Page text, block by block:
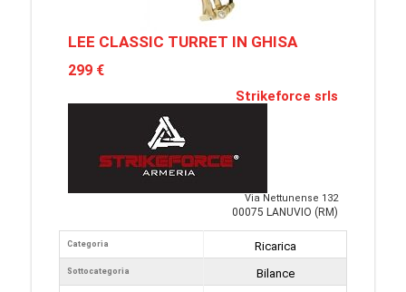
LEE CLASSIC TURRET IN GHISA
299 €
Strikeforce srls
Via Nettunense 132
00075 LANUVIO (RM)
Categoria
Sottocategoria
Ricarica
Bilance